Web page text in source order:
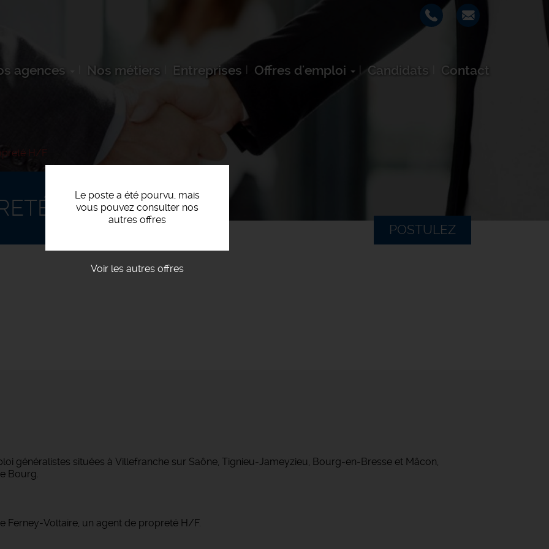
agences Nos métiers Entreprises Offres d'emploi Candidats Contact
H/F
Le poste a été pourvu, mais
vous pouvez consulter nos
autres offres
Voir les autres offres
POSTULEZ
H/F
généralistes situées à Villefranche sur Saône, Tignieu-Jameyzieu, Bourg-en-Bresse et Mâcon,
Bourg.
Ferney-Voltaire, un agent de propreté H/F.